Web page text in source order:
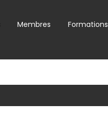
Membres Formations